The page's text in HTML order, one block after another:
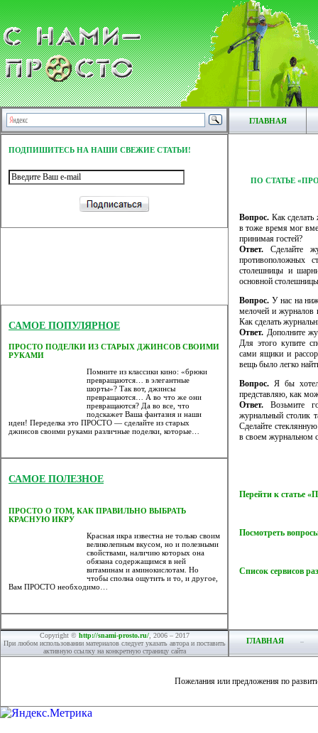
ГЛАВНАЯ
ПОДПИШИТЕСЬ НА НАШИ СВЕЖИЕ СТАТЬИ!
САМОЕ ПОПУЛЯРНОЕ
ПРОСТО ПОДЕЛКИ ИЗ СТАРЫХ ДЖИНСОВ СВОИМИ
РУКАМИ
Помните из классики кино: «брюки
превращаются… в элегантные
шорты»? Так вот, джинсы
превращаются… А во что же они
превращаются? Да во все, что
подскажет Ваша фантазия и наши
идеи! Переделка это ПРОСТО — сделайте из старых
джинсов своими руками различные поделки, которые…
САМОЕ ПОЛЕЗНОЕ
ПРОСТО О ТОМ, КАК ПРАВИЛЬНО ВЫБРАТЬ
КРАСНУЮ ИКРУ
Красная икра известна не только своим
великолепным вкусом, но и полезными
свойствами, наличию которых она
обязана содержащимся в ней
витаминам и аминокислотам. Но
чтобы сполна ощутить и то, и другое,
Вам ПРОСТО необходимо…
ПО СТАТЬЕ
Вопрос. Как
в тоже время мог
принимая гостей?
Ответ. Сделайте
противоположных
столешницы и
основной
Вопрос. У нас на
мелочей и журналов
Как сделать
Ответ. Дополните
Для этого купите
сами ящики и
вещь было легко
Вопрос. Я бы
представляю, как
Ответ. Возьмите
журнальный столик
Сделайте
в своем журнальном
Перейти к статье
Посмотреть
Список сервисов
Copyright © http://snami-prosto.ru/, 2006 – 2017
При любом использовании материалов следует указать автора и поставить
активную ссылку на конкретную страницу сайта
ГЛАВНАЯ
Пожелания или предложения по